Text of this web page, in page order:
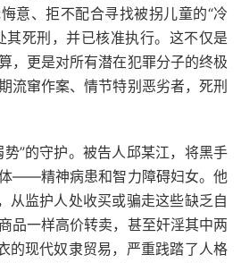
意、拒不配合寻找被拐儿童的“冷
其死刑，并已核准执行。这不仅是
，更是对所有潜在犯罪分子的终极
流窜作案、情节特别恶劣者，死刑
”的守护。被告人邱某江，将黑手
——精神病患和智力障碍妇女。他
从监护人处收买或骗走这些缺乏自
品一样高价转卖，甚至奸淫其中两
的现代奴隶贸易，严重践踏了人格